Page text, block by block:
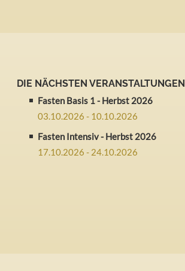
DIE NÄCHSTEN VERANSTALTUNGEN
Fasten Basis 1 - Herbst 2026
03.10.2026 - 10.10.2026
Fasten Intensiv - Herbst 2026
17.10.2026 - 24.10.2026